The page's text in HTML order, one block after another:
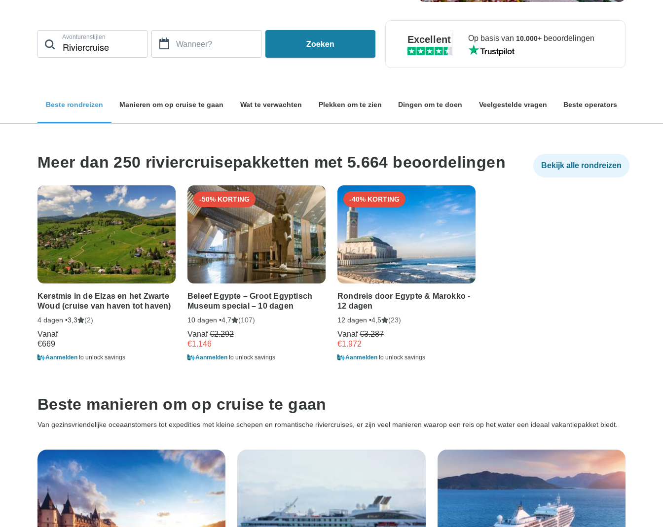
Avonturenstijlen
Wanneer? Zoeken Excellent Op basis van 10.000+beoordelingen
Beste rondreizen Manieren om op cruise te gaan Wat te verwachten Plekken om te zien Dingen om te doen Veelgestelde vragen Beste operators
Meer dan 250 riviercruisepakketten met 5.664 beoordelingen
Kerstmis in de Elzas en het Zwarte
Woud (cruise van haven tot haven)
4 dagen •3,3 (2)
Vanaf
€669
Aanmelden to unlock savings
-50% KORTING
Beleef Egypte – Groot Egyptisch
Museum special – 10 dagen
10 dagen •4,7 (107)
Vanaf€2.292
€1.146
Aanmelden to unlock savings
-40% KORTING
Rondreis door Egypte & Marokko -
12 dagen
12 dagen •4,5 (23)
Vanaf€3.287
€1.972
Aanmelden to unlock savings
Bekijk alle rondreizen
Beste manieren om op cruise te gaan
Van gezinsvriendelijke oceaanstomers tot expedities met kleine schepen en romantische riviercruises, er zijn veel manieren waarop een reis op het water een ideaal vakantiepakket biedt.